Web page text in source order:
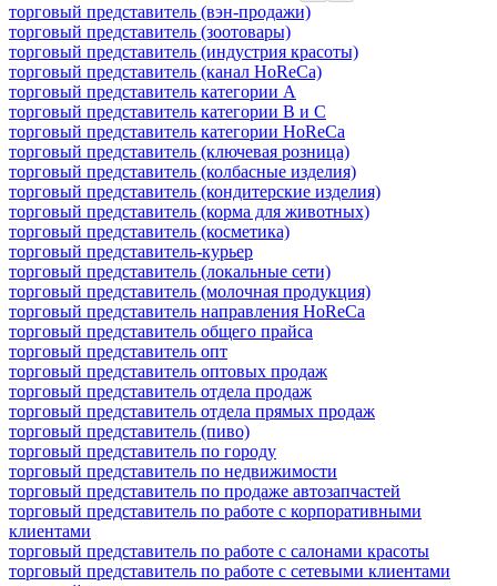
торговый представитель (вэн-продажи)
торговый представитель (зоотовары)
торговый представитель (индустрия красоты)
торговый представитель (канал HoReCa)
торговый представитель категории A
торговый представитель категории B и C
торговый представитель категории HoReCa
торговый представитель (ключевая розница)
торговый представитель (колбасные изделия)
торговый представитель (кондитерские изделия)
торговый представитель (корма для животных)
торговый представитель (косметика)
торговый представитель-курьер
торговый представитель (локальные сети)
торговый представитель (молочная продукция)
торговый представитель направления HoReCa
торговый представитель общего прайса
торговый представитель опт
торговый представитель оптовых продаж
торговый представитель отдела продаж
торговый представитель отдела прямых продаж
торговый представитель (пиво)
торговый представитель по городу
торговый представитель по недвижимости
торговый представитель по продаже автозапчастей
торговый представитель по работе с корпоративными
клиентами
торговый представитель по работе с салонами красоты
торговый представитель по работе с сетевыми клиентами